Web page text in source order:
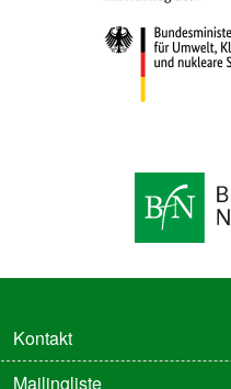
Kontakt
Mailingliste